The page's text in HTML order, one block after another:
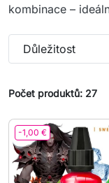
kombinace –
Počet produktů: 27
Důležitost
-1,00 €